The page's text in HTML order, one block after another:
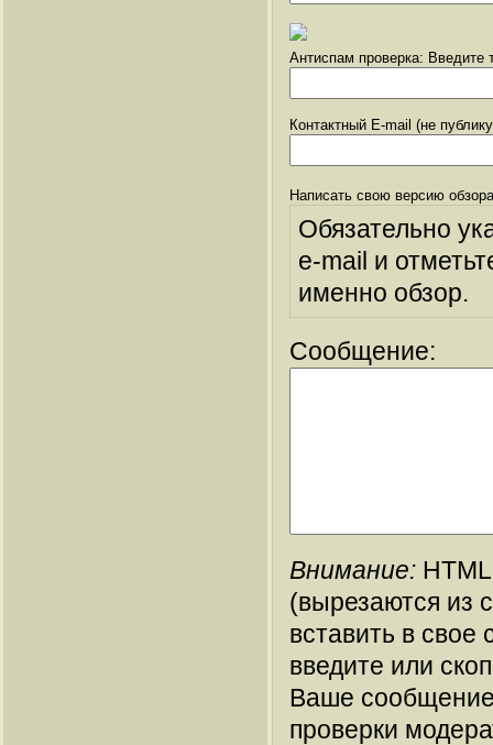
Антиспам проверка: Введите
Контактный E-mail (не
Написать свою версию
Обязательно
e-mail и
именно обзор.
Сообщение:
Внимание:
(вырезаются из
вставить в
введите или
Ваше
проверки